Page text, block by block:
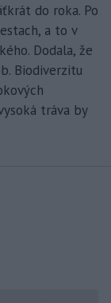
do roka. Po
a to v
Dodala, že
Biodiverzitu
tráva by